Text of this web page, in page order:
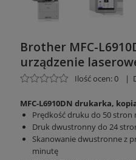
Brother MFC-
urządzenie
Ilość ocen: 0 |
MFC-L6910DN drukarka,
Prędkość druku do 50 stron
Druk dwustronny do 24
Skanowanie dwustronne z
minutę